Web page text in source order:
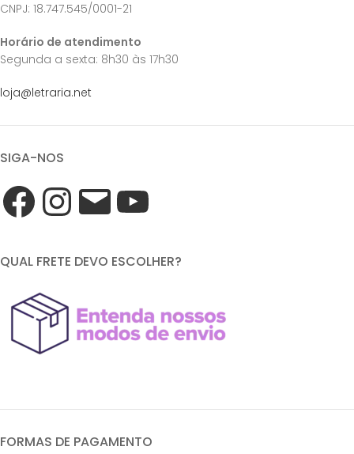
CNPJ: 18.747.545/0001-21
Horário de atendimento
Segunda a sexta: 8h30 às 17h30
loja@letraria.net
SIGA-NOS
QUAL FRETE DEVO ESCOLHER?
FORMAS DE PAGAMENTO